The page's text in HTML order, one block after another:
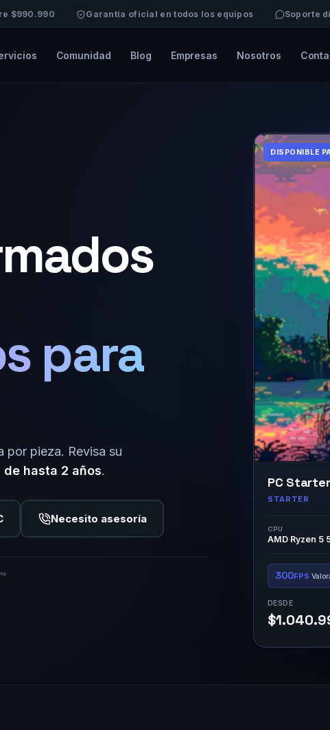
$990.990 Garantía oficial en todos los equipos Soporte
Comunidad Blog Empresas Nosotros
para
por pieza. Revisa su
hasta 2 años.
Necesito asesoría
DISPONIBLE
PC
STARTER
CPU
AMD Ryzen 5
300FPS
DESDE